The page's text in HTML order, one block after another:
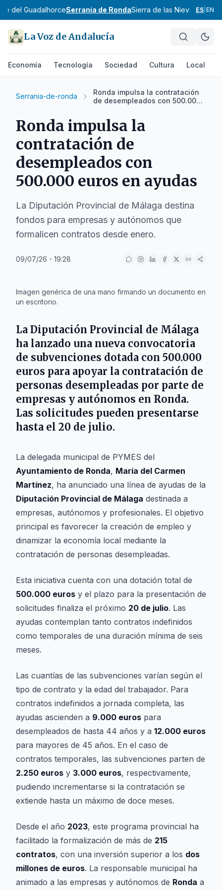
del GuadalhorceSerranía de RondaSierra de las NievesAljarafe
ES EN
La Voz de Andalucía
Economía Tecnología Sociedad Cultura Local
Serrania-de-ronda
Ronda impulsa la contratación
de desempleados con 500.000
Ronda impulsa la
contratación de
desempleados con
500.000 euros en ayudas
La Diputación Provincial de Málaga destina
fondos para empresas y autónomos que
formalicen contratos desde enero.
09/07/26 - 19:28
Imagen genérica de una mano firmando un documento en
un escritorio.
La Diputación Provincial de Málaga
ha lanzado una nueva convocatoria
de subvenciones dotada con 500.000
euros para apoyar la contratación de
personas desempleadas por parte de
empresas y autónomos en Ronda.
Las solicitudes pueden presentarse
hasta el 20 de julio.
La delegada municipal de PYMES del
Ayuntamiento de Ronda, María del Carmen
Martínez, ha anunciado una línea de ayudas de la
Diputación Provincial de Málaga destinada a
empresas, autónomos y profesionales. El objetivo
principal es favorecer la creación de empleo y
dinamizar la economía local mediante la
contratación de personas desempleadas.
Esta iniciativa cuenta con una dotación total de
500.000 euros y el plazo para la presentación de
solicitudes finaliza el próximo 20 de julio. Las
ayudas contemplan tanto contratos indefinidos
como temporales de una duración mínima de seis
meses.
Las cuantías de las subvenciones varían según el
tipo de contrato y la edad del trabajador. Para
contratos indefinidos a jornada completa, las
ayudas ascienden a 9.000 euros para
desempleados de hasta 44 años y a 12.000 euros
para mayores de 45 años. En el caso de
contratos temporales, las subvenciones parten de
2.250 euros y 3.000 euros, respectivamente,
pudiendo incrementarse si la contratación se
extiende hasta un máximo de doce meses.
Desde el año 2023, este programa provincial ha
facilitado la formalización de más de 215
contratos, con una inversión superior a los dos
millones de euros. La responsable municipal ha
animado a las empresas y autónomos de Ronda a